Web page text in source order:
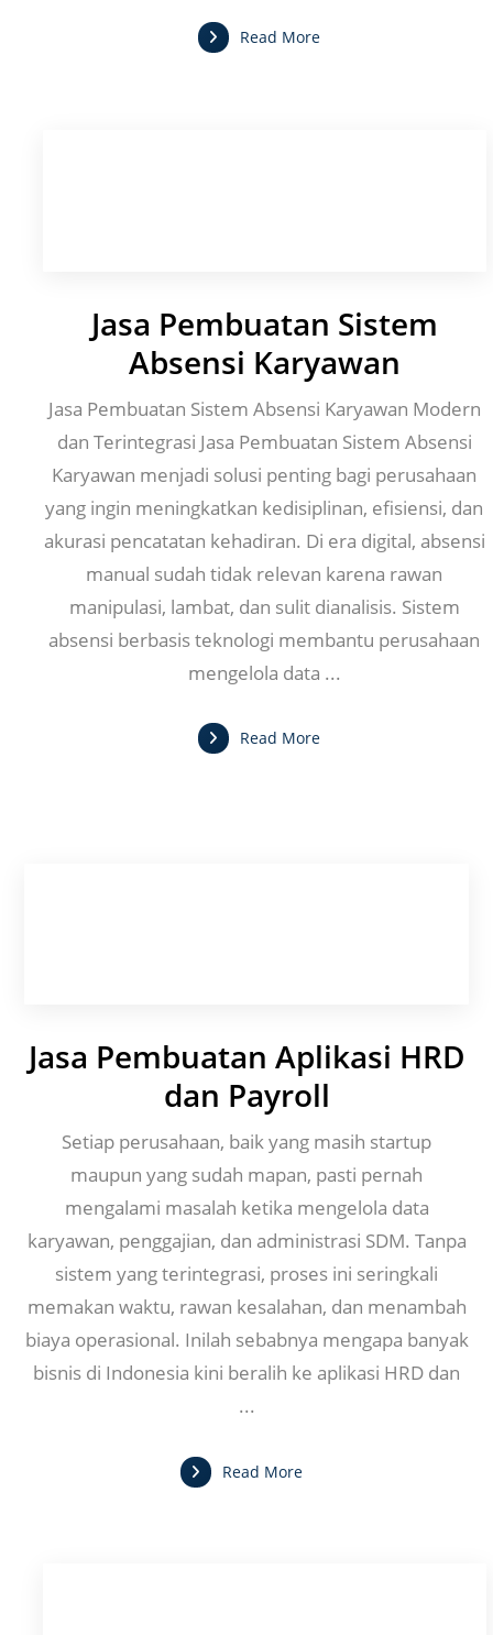
Read More
Jasa Pembuatan Sistem
Absensi Karyawan
Jasa Pembuatan Sistem Absensi Karyawan Modern
dan Terintegrasi Jasa Pembuatan Sistem Absensi
Karyawan menjadi solusi penting bagi perusahaan
yang ingin meningkatkan kedisiplinan, efisiensi, dan
akurasi pencatatan kehadiran. Di era digital, absensi
manual sudah tidak relevan karena rawan
manipulasi, lambat, dan sulit dianalisis. Sistem
absensi berbasis teknologi membantu perusahaan
mengelola data ...
Read More
Jasa Pembuatan Aplikasi HRD
dan Payroll
Setiap perusahaan, baik yang masih startup
maupun yang sudah mapan, pasti pernah
mengalami masalah ketika mengelola data
karyawan, penggajian, dan administrasi SDM. Tanpa
sistem yang terintegrasi, proses ini seringkali
memakan waktu, rawan kesalahan, dan menambah
biaya operasional. Inilah sebabnya mengapa banyak
bisnis di Indonesia kini beralih ke aplikasi HRD dan
...
Read More